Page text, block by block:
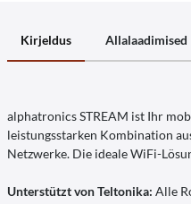
Kirjeldus Allalaadimised
alphatronics STREAM ist Ihr
leistungsstarken Kombination
Netzwerke. Die ideale WiFi-
Unterstützt von Teltonika: Alle